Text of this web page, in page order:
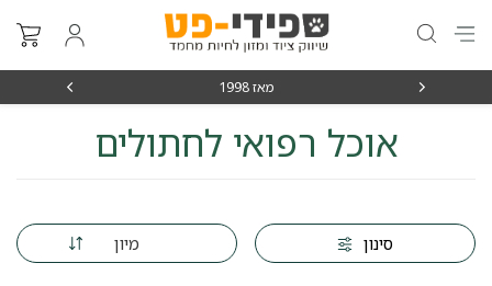
מאז 1998
אוכל רפואי לחתולים
סינון מיון